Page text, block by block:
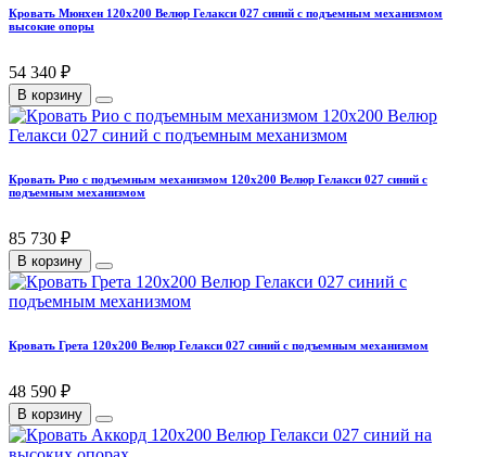
Кровать Мюнхен 120х200 Велюр Гелакси 027 синий с подъемным механизмом
высокие опоры
54 340 ₽
В корзину
Кровать Рио с подъемным механизмом 120х200 Велюр Гелакси 027 синий с
подъемным механизмом
85 730 ₽
В корзину
Кровать Грета 120х200 Велюр Гелакси 027 синий с подъемным механизмом
48 590 ₽
В корзину